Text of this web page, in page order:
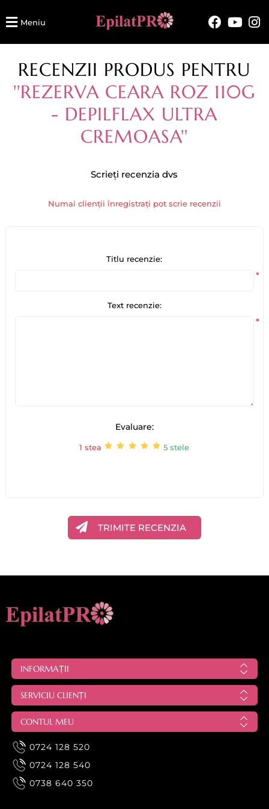
Meniu
RECENZII PRODUS PENTRU
REZERVA CEARA ROZ 110G
- DEPILFLAX ULTRA
CREMOASA
Scrieți recenzia dvs
Numai clienții înregistrați pot scrie recenzii
Titlu recenzie:
*
Text recenzie:
*
Evaluare:
1 stea 5 stele
TRIMITE RECENZIA
INFORMAȚII
SERVICIU CLIENȚI
CONTUL MEU
0724 128 520
0724 128 540
0738 640 350